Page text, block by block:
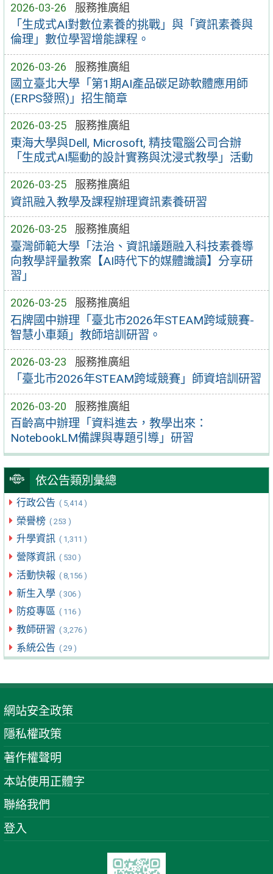
2026-03-26 服務推廣組
「生成式AI對數位素養的挑戰」與「資訊素養與
倫理」數位學習增能課程。
2026-03-26 服務推廣組
國立臺北大學「第1期AI產品碳足跡軟體應用師
(ERPS發照)」招生簡章
2026-03-25 服務推廣組
東海大學與Dell, Microsoft, 精技電腦公司合辦
「生成式AI驅動的設計實務與沈浸式教學」活動
2026-03-25 服務推廣組
資訊融入教學及課程辦理資訊素養研習
2026-03-25 服務推廣組
臺灣師範大學「法治、資訊議題融入科技素養導
向教學評量教案【AI時代下的媒體識讀】分享研
習」
2026-03-25 服務推廣組
石牌國中辦理「臺北市2026年STEAM跨域競賽-
智慧小車類」教師培訓研習。
2026-03-23 服務推廣組
「臺北市2026年STEAM跨域競賽」師資培訓研習
2026-03-20 服務推廣組
百齡高中辦理「資料進去，教學出來：
NotebookLM備課與專題引導」研習
依公告類別彙總
行政公告 ( 5,414 )
榮譽榜 ( 253 )
升學資訊 ( 1,311 )
營隊資訊 ( 530 )
活動快報 ( 8,156 )
新生入學 ( 306 )
防疫專區 ( 116 )
教師研習 ( 3,276 )
系統公告 ( 29 )
網站安全政策
隱私權政策
著作權聲明
本站使用正體字
聯絡我們
登入